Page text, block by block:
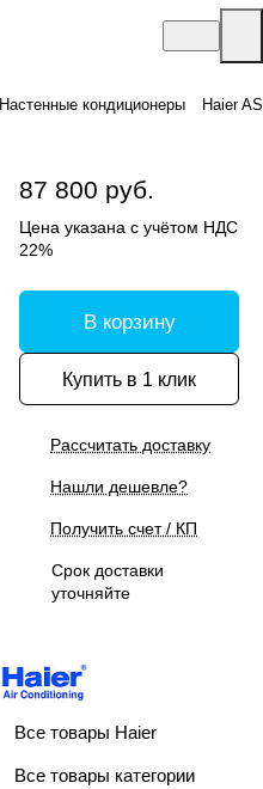
Настенные кондиционеры Haier
87 800 руб.
Цена указана с учётом НДС
22%
В корзину
Купить в 1 клик
Рассчитать доставку
Нашли дешевле?
Получить счет / КП
Срок доставки
уточняйте
Все товары Haier
Все товары категории